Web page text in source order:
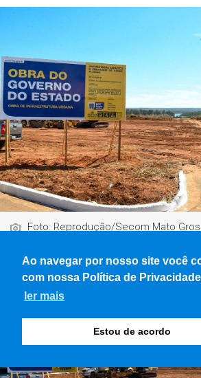
Ao navegar por nosso site você
com nossa Política de
ler mais
Estou de acordo
Foto: Reprodução/Secom Mato